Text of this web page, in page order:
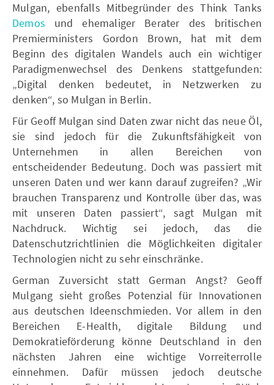
Mulgan, ebenfalls Mitbegründer des Think Tanks
Demos und ehemaliger Berater des britischen
Premierministers Gordon Brown, hat mit dem
Beginn des digitalen Wandels auch ein wichtiger
Paradigmenwechsel des Denkens stattgefunden:
„Digital denken bedeutet, in Netzwerken zu
denken“, so Mulgan in Berlin.
Für Geoff Mulgan sind Daten zwar nicht das neue Öl,
sie sind jedoch für die Zukunftsfähigkeit von
Unternehmen in allen Bereichen von
entscheidender Bedeutung. Doch was passiert mit
unseren Daten und wer kann darauf zugreifen? „Wir
brauchen Transparenz und Kontrolle über das, was
mit unseren Daten passiert“, sagt Mulgan mit
Nachdruck. Wichtig sei jedoch, das die
Datenschutzrichtlinien die Möglichkeiten digitaler
Technologien nicht zu sehr einschränke.
German Zuversicht statt German Angst? Geoff
Mulgang sieht großes Potenzial für Innovationen
aus deutschen Ideenschmieden. Vor allem in den
Bereichen E-Health, digitale Bildung und
Demokratieförderung könne Deutschland in den
nächsten Jahren eine wichtige Vorreiterrolle
einnehmen. Dafür müssen jedoch deutsche